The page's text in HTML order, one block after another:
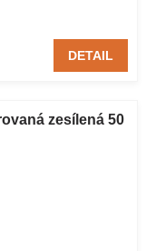
DETAIL
zesílená 50